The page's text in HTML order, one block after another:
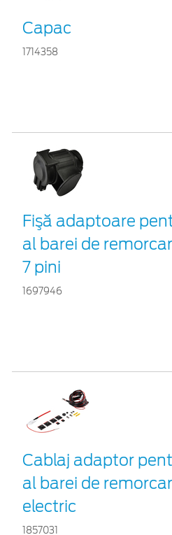
Capac
1714358
Fişă adaptoare
al barei de
7 pini
1697946
Cablaj adaptor
al barei de
electric
1857031